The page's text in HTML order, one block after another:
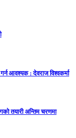
आवश्यक : देवराज विश्वकर्मा
तयारी अन्तिम चरणमा